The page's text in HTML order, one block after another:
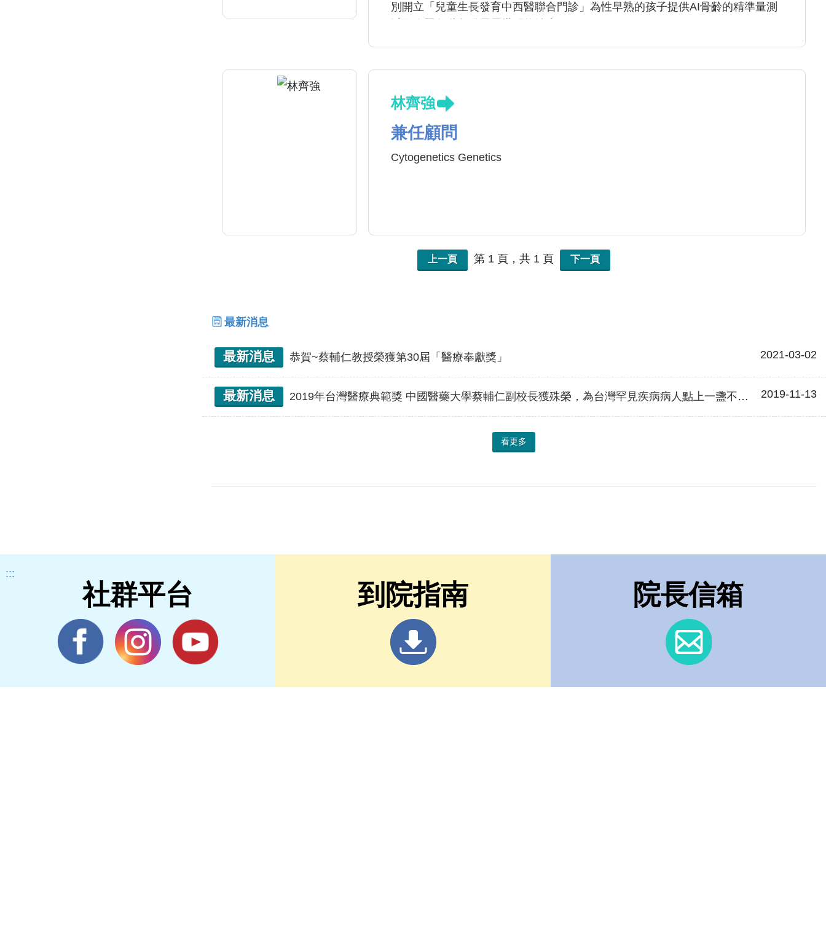
別開立「兒童生長發育中西醫聯合門診」為性早熟的孩子提供AI骨齡的精準量測
林齊強
兼任顧問
Cytogenetics Genetics
上一頁 第 1 頁，共 1 頁 下一頁
最新消息
最新消息 恭賀~蔡輔仁教授榮獲第30屆「醫療奉獻獎」 2021-03-02
最新消息 2019年台灣醫療典範獎 中國醫藥大學蔡輔仁副校長獲殊榮，為台灣罕見疾病病人點上一盞不熄的燈 2019-11-13
看更多
:::
社群平台 到院指南 院長信箱